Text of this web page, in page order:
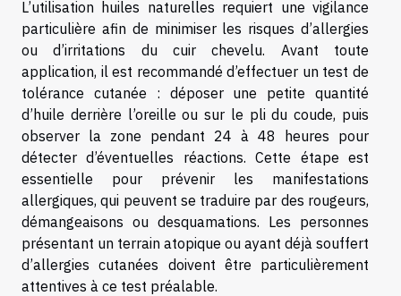
L’utilisation huiles naturelles requiert une vigilance
particulière afin de minimiser les risques d’allergies
ou d’irritations du cuir chevelu. Avant toute
application, il est recommandé d’effectuer un test de
tolérance cutanée : déposer une petite quantité
d’huile derrière l’oreille ou sur le pli du coude, puis
observer la zone pendant 24 à 48 heures pour
détecter d’éventuelles réactions. Cette étape est
essentielle pour prévenir les manifestations
allergiques, qui peuvent se traduire par des rougeurs,
démangeaisons ou desquamations. Les personnes
présentant un terrain atopique ou ayant déjà souffert
d’allergies cutanées doivent être particulièrement
attentives à ce test préalable.